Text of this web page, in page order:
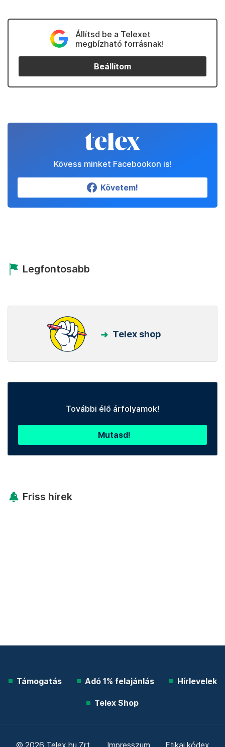
Állítsd be a Telexet
megbízható forrásnak!
Beállítom
Kövess minket Facebookon is!
Követem!
Legfontosabb
Telex shop
További élő árfolyamok!
Mutasd!
Friss hírek
Támogatás Adó 1% felajánlás Hírlevelek
Telex Shop
© 2026 Telex.hu Zrt. Impresszum Etikai kódex